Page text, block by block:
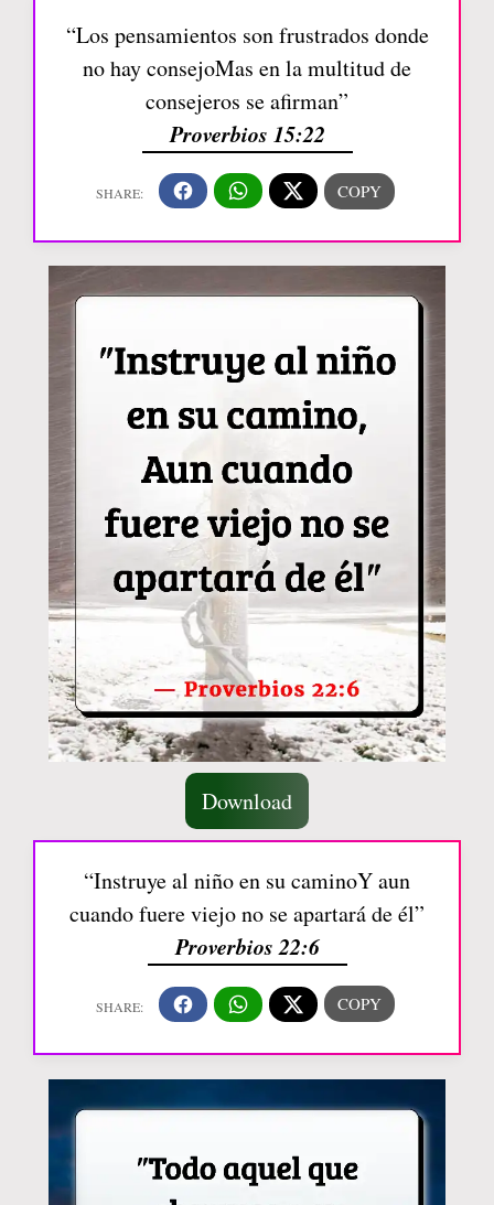
“Los pensamientos son frustrados donde
no hay consejoMas en la multitud de
consejeros se afirman”
Proverbios 15:22
Download
“Instruye al niño en su caminoY aun
cuando fuere viejo no se apartará de él”
Proverbios 22:6